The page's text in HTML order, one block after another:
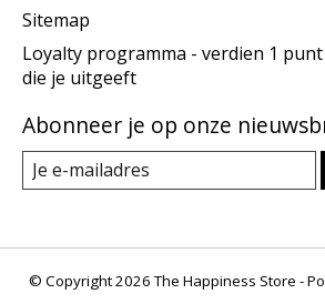
Sitemap
Loyalty programma - verdien 1
die je uitgeeft
Abonneer je op onze
© Copyright 2026 The Happiness Store -